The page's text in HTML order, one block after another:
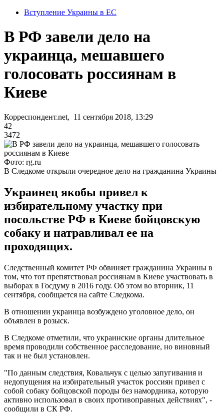
Вступление Украины в ЕС
В РФ завели дело на
украинца, мешавшего
голосовать россиянам в
Киеве
Корреспондент.net, 11 сентября 2018, 13:29
42
3472
Фото: rg.ru
В Следкоме открыли очередное дело на гражданина Украины
Украинец якобы привел к
избирательному участку при
посольстве РФ в Киеве бойцовскую
собаку и натравливал ее на
проходящих.
Следственный комитет РФ обвиняет гражданина Украины в
том, что тот препятствовал россиянам в Киеве участвовать в
выборах в Госдуму в 2016 году. Об этом во вторник, 11
сентября, сообщается на сайте Следкома.
В отношении украинца возбуждено уголовное дело, он
объявлен в розыск.
В Следкоме отметили, что украинские органы длительное
время проводили собственное расследование, но виновный
так и не был установлен.
"По данным следствия, Ковальчук с целью запугивания и
недопущения на избирательный участок россиян привел с
собой собаку бойцовской породы без намордника, которую
активно использовал в своих противоправных действиях", -
сообщили в СК РФ.